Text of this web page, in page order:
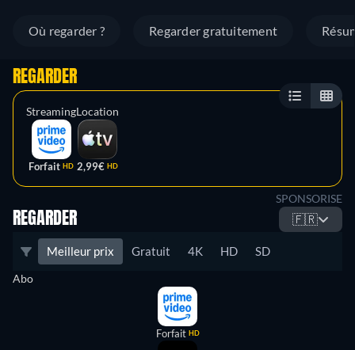
Où regarder ? Regarder gratuitement
REGARDER
Streaming
Forfait HD
Location
2,99€ HD
SPONSORISE
REGARDER 🇫🇷
Meilleur prix Gratuit 4K HD SD
Abo
Forfait HD